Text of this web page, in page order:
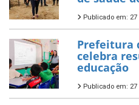
Publicado em:
Prefeitura
celebra
educação
Publicado em: